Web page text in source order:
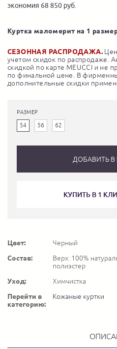
экономия 68 850 руб.
Куртка маломерит на 1
СЕЗОННАЯ РАСПРОДАЖА.
учетом скидок по распродаже.
скидкой по карте MEUCCI и не
по финальной цене. В
дополнительные скидки
РАЗМЕР
54 56 62
ДОБАВИТЬ В
КУПИТЬ В 1
Цвет:
Черный
Состав:
Верх: 100%
полиэстер
Уход:
Химчистка
Перейти в
категорию:
Кожаные куртки